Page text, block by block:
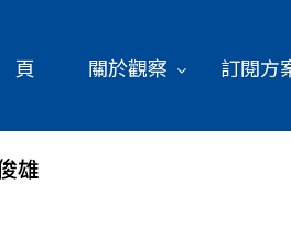
頁 關於觀察 訂閱方
雄